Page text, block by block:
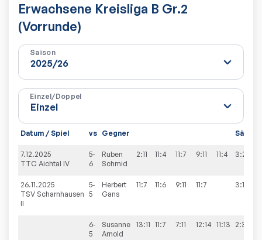
Erwachsene Kreisliga B Gr.2
(Vorrunde)
Saison
Einzel/Doppel
Datum / Spiel vs Gegner Sätze
7.12.2025
TTC Aichtal IV
5-
6
Ruben
Schmid
2:11 11:4 11:7 9:11 11:4 3:2
26.11.2025
TSV Scharnhausen
II
5-
5
Herbert
Gans
11:7 11:6 9:11 11:7 3:1
6-
5
Susanne
Arnold
13:11 11:7 7:11 12:14 11:13 2:3